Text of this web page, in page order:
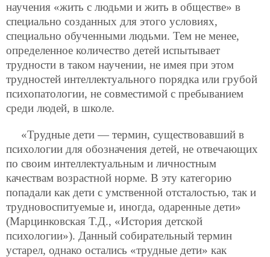
научения «жить с людьми и жить в обществе» в
специально созданных для этого условиях,
специально обученными людьми. Тем не менее,
определенное количество детей испытывает
трудности в таком научении, не имея при этом
трудностей интеллектуального порядка или грубой
психопатологии, не совместимой с пребыванием
среди людей, в школе.
«Трудные дети — термин, существовавший в
психологии для обозначения детей, не отвечающих
по своим интеллектуальным и личностным
качествам возрастной норме. В эту категорию
попадали как дети с умственной отсталостью, так и
трудновоспитуемые и, иногда, одаренные дети»
(Марцинковская Т.Д., «История детской
психологии»). Данный собирательный термин
устарел, однако остались «трудные дети» как